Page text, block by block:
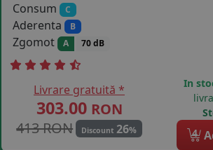
Consum
C
Aderenta B
Zgomot A 70 dB
Livrare gratuită *
303.00 RON
413 RON
Discount 26%
In
4